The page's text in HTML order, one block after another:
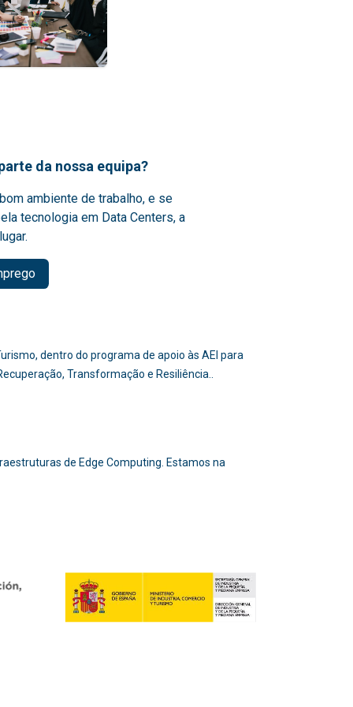
da nossa equipa?
ambiente de trabalho, e se
tecnologia em Data Centers, a
dentro do programa de apoio às AEI para
Transformação e Resiliência..
de Edge Computing. Estamos na